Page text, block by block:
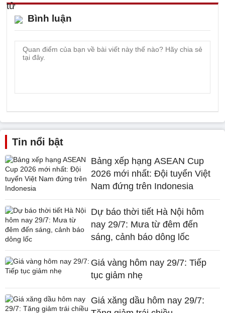
Bình luận
Tin nổi bật
Bảng xếp hạng ASEAN Cup
2026 mới nhất: Đội tuyển Việt
Nam đứng trên Indonesia
Dự báo thời tiết Hà Nội hôm
nay 29/7: Mưa từ đêm đến
sáng, cảnh báo dông lốc
Giá vàng hôm nay 29/7: Tiếp
tục giảm nhẹ
Giá xăng dầu hôm nay 29/7: